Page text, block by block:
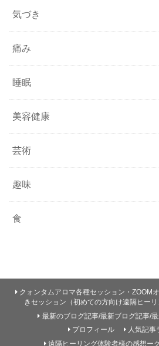
気づき
痛み
睡眠
美容健康
芸術
趣味
食
クォンタムアロマ各種セッション・ZOOM
きセッション（初めての方向け遠隔ヒーリ
最新のブログ記事/最新ブログ記事/
プロフィール
人気記事
遠隔ヒーリング体験者様の感想ー